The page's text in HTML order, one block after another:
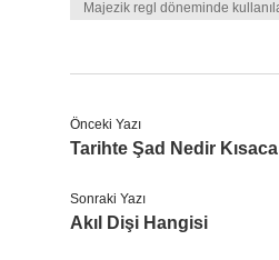
Majezik regl döneminde
Önceki Yazı
Tarihte Şad Nedir Kısaca
Sonraki Yazı
Akıl Dişi Hangisi